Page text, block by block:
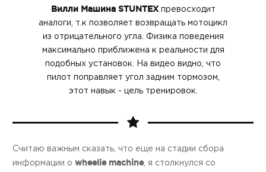
Вилли Машина STUNTEXпревосходит
аналоги, т.к позволяет возвращать мотоцикл
из отрицательного угла. Физика поведения
максимально приближена к реальности для
подобных установок. На видео видно, что
пилот поправляет угол задним тормозом,
этот навык - цель тренировок.
Считаю важным сказать, что еще на стадии сбора
информации оwheelie machine, я столкнулся со